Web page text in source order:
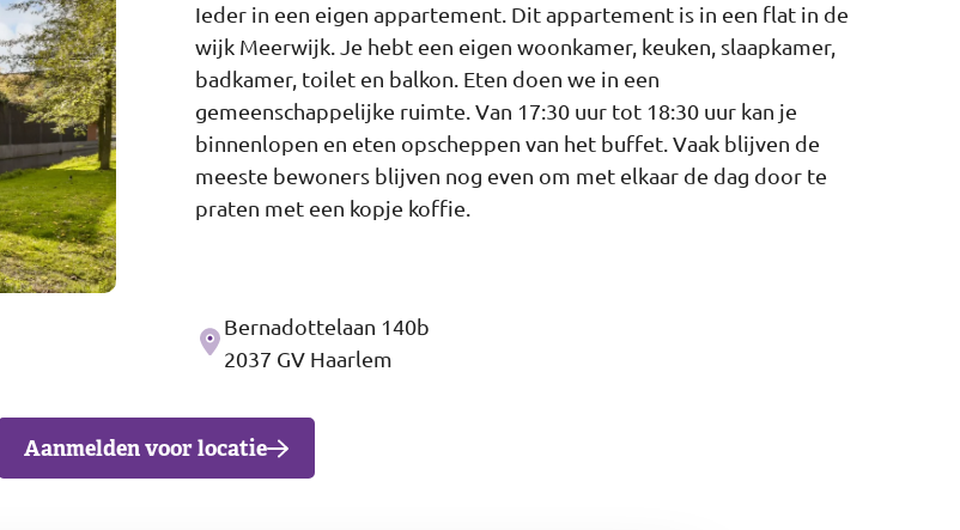
Ieder in een eigen appartement. Dit appartement is in een flat in de
wijk Meerwijk. Je hebt een eigen woonkamer, keuken, slaapkamer,
badkamer, toilet en balkon. Eten doen we in een
gemeenschappelijke ruimte. Van 17:30 uur tot 18:30 uur kan je
binnenlopen en eten opscheppen van het buffet. Vaak blijven de
meeste bewoners blijven nog even om met elkaar de dag door te
praten met een kopje koffie.
Adres
Bernadottelaan 140b
2037 GV Haarlem
Aanmelden voor locatie